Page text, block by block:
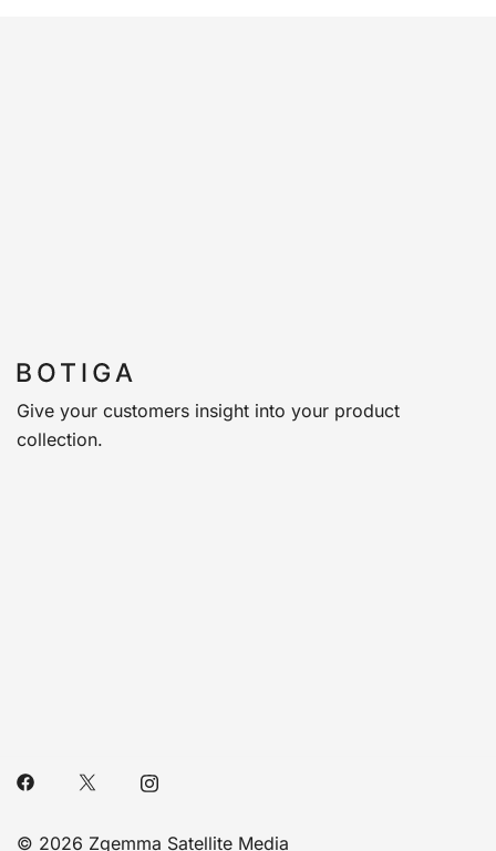
Give your customers insight into your product
collection.
© 2026 Zgemma Satellite Media